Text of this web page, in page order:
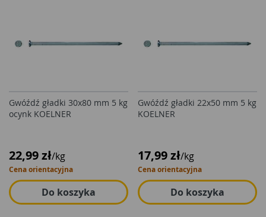
Gwóźdź gładki 30x80 mm 5 kg
ocynk KOELNER
22,99 zł/kg
Cena orientacyjna
Do koszyka
Gwóźdź gładki 22x50 mm 5 kg
KOELNER
17,99 zł/kg
Cena orientacyjna
Do koszyka